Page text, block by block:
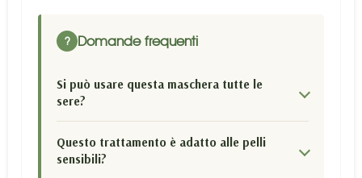
? Domande frequenti
Si può usare questa maschera tutte le
sere?
Questo trattamento è adatto alle pelli
sensibili?